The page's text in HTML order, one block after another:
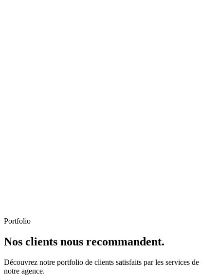
Portfolio
Nos clients nous recommandent.
Découvrez notre portfolio de clients satisfaits par les services de
notre agence.